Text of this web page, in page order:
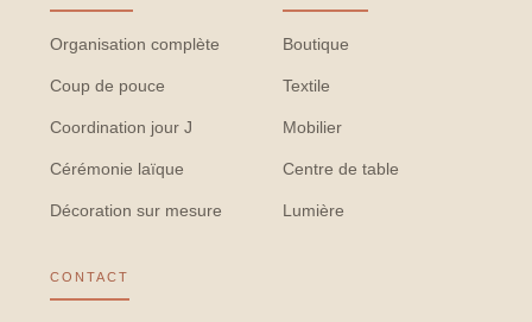
Organisation complète
Coup de pouce
Coordination jour J
Cérémonie laïque
Décoration sur mesure
Boutique
Textile
Mobilier
Centre de table
Lumière
CONTACT